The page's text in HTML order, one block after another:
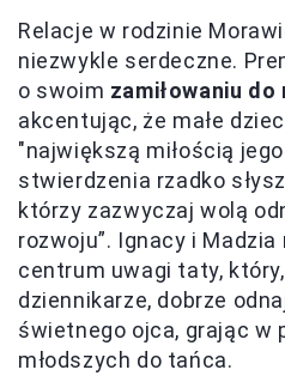
Relacje w rodzinie
niezwykle serdeczne.
o swoim zamiłowaniu do
akcentując, że małe
"największą miłością
stwierdzenia rzadko
którzy zazwyczaj wolą
rozwoju”. Ignacy i
centrum uwagi taty,
dziennikarze, dobrze
świetnego ojca, grając w
młodszych do tańca.